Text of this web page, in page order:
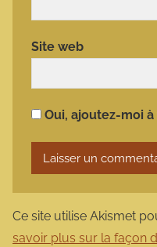
Site web
Oui, ajoutez-moi
Ce site utilise Akismet
savoir plus sur la façon